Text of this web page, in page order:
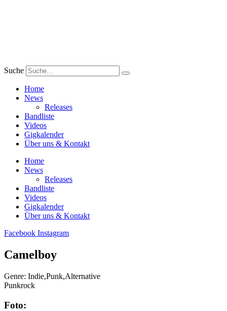
Suche
Home
News
Releases
Bandliste
Videos
Gigkalender
Über uns & Kontakt
Home
News
Releases
Bandliste
Videos
Gigkalender
Über uns & Kontakt
Facebook Instagram
Camelboy
Genre: Indie,Punk,Alternative
Punkrock
Foto: